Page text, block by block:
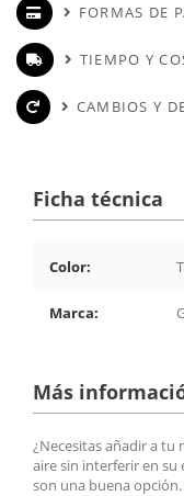
FORMAS DE
TIEMPO Y
CAMBIOS Y
Ficha técnica
Color:
Marca:
Más
¿Necesitas añadir a
aire sin interferir en su
son una buena opción.